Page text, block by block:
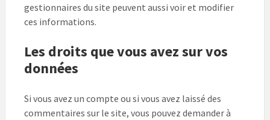
gestionnaires du site peuvent aussi voir et modifier
ces informations.
Les droits que vous avez sur vos
données
Si vous avez un compte ou si vous avez laissé des
commentaires sur le site, vous pouvez demander à